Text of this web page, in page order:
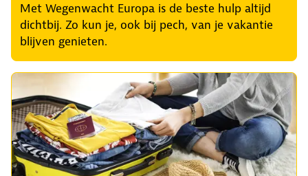
Met Wegenwacht Europa is de beste hulp altijd
dichtbij. Zo kun je, ook bij pech, van je vakantie
blijven genieten.